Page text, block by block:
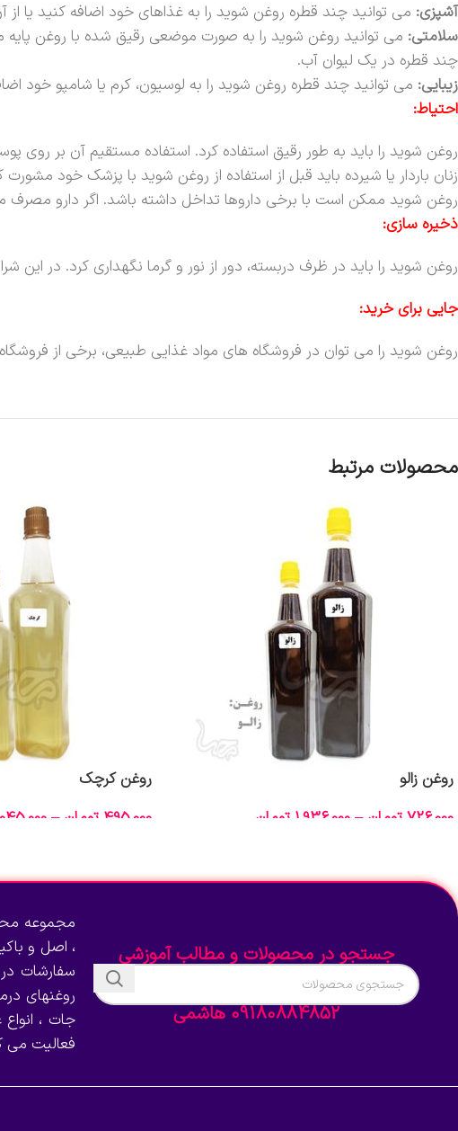
آشپزی: می توانید چند قطره روغن شوید را به غذاهای خود اضافه کنید یا
سلامتی: می توانید روغن شوید را به صورت موضعی رقیق شده با روغن پایه
چند قطره در یک لیوان آب.
زیبایی: می توانید چند قطره روغن شوید را به لوسیون، کرم یا شامپو خود
احتیاط:
روغن شوید را باید به طور رقیق استفاده کرد. استفاده مستقیم آن بر
زنان باردار یا شیرده باید قبل از استفاده از روغن شوید با پزشک خود مشورت
روغن شوید ممکن است با برخی داروها تداخل داشته باشد. اگر دارو مصرف
ذخیره سازی:
روغن شوید را باید در ظرف دربسته، دور از نور و گرما نگهداری کرد. در این
جایی برای خرید:
روغن شوید را می توان در فروشگاه های مواد غذایی طبیعی، برخی از
محصولات مرتبط
روغن زالو
726,000تومان –
1,936,000 تومان
روغن کرچک
495,000 تومان –
جستجو در محصولات و مطالب آموزشی
09180884852 هاشمی
مجموعه
، اصل و
سفارشات
روغنهای
جات ،
فعالیت می